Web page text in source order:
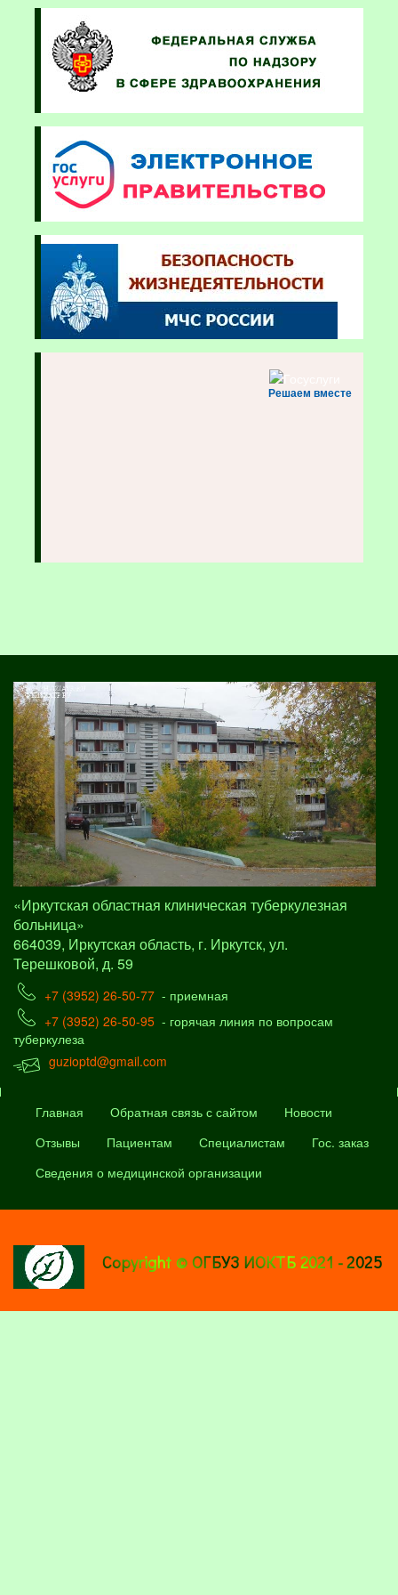
Решаем вместе
«Иркутская областная клиническая туберкулезная
больница»
664039, Иркутская область, г. Иркутск, ул.
Терешковой, д. 59
+7 (3952) 26-50-77 - приемная
+7 (3952) 26-50-95 - горячая линия по вопросам
туберкулеза
guzioptd@gmail.com
Главная Обратная связь с сайтом
Новости
Отзывы
Пациентам Специалистам
Гос. заказ
Сведения о медицинской организации
Copyright © ОГБУЗ ИОКТБ 2021 - 2025